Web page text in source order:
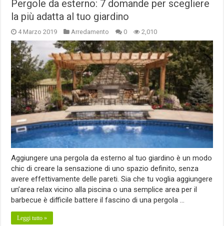
Pergole da esterno: 7 domande per scegliere
la più adatta al tuo giardino
4 Marzo 2019 Arredamento 0 2,010
Aggiungere una pergola da esterno al tuo giardino è un modo
chic di creare la sensazione di uno spazio definito, senza
avere effettivamente delle pareti. Sia che tu voglia aggiungere
un’area relax vicino alla piscina o una semplice area per il
barbecue è difficile battere il fascino di una pergola …
Leggi tutto »